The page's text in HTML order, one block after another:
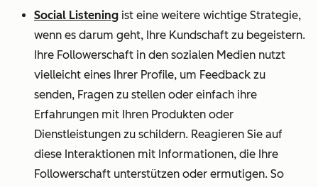
Social Listening ist eine weitere wichtige Strategie,
wenn es darum geht, Ihre Kundschaft zu begeistern.
Ihre Followerschaft in den sozialen Medien nutzt
vielleicht eines Ihrer Profile, um Feedback zu
senden, Fragen zu stellen oder einfach ihre
Erfahrungen mit Ihren Produkten oder
Dienstleistungen zu schildern. Reagieren Sie auf
diese Interaktionen mit Informationen, die Ihre
Followerschaft unterstützen oder ermutigen. So